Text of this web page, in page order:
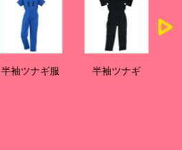
半袖ツナギ服 半袖ツナギ